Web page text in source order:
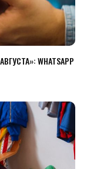
WHATSAPP